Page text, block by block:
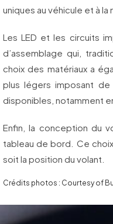
uniques au véhicule et à la
Les LED et les circuits
d’assemblage qui,
choix des matériaux a
plus légers imposant
disponibles, notamment
Enfin, la conception du
tableau de bord. Ce
soit la position du volant.
Crédits photos : Courtesy of